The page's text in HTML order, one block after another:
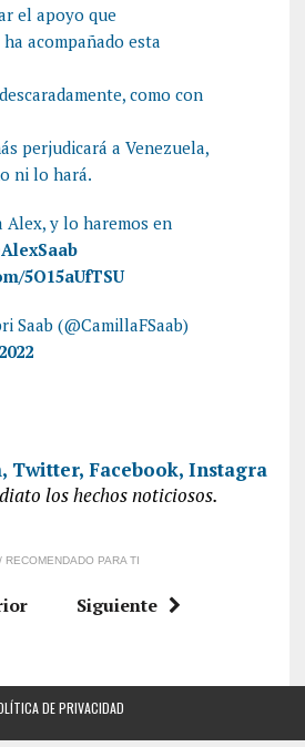
el apoyo que
acompañado esta
como con
perjudicará a Venezuela,
ni lo hará.
Alex, y lo haremos en
5O15aUfTSU
Saab (@CamillaFSaab)
Twitter, Facebook, Instagra
los hechos noticiosos.
RECOMENDADO PARA TI
Siguiente
DE PRIVACIDAD